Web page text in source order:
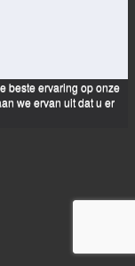
beste ervaring op onze
we ervan uit dat u er